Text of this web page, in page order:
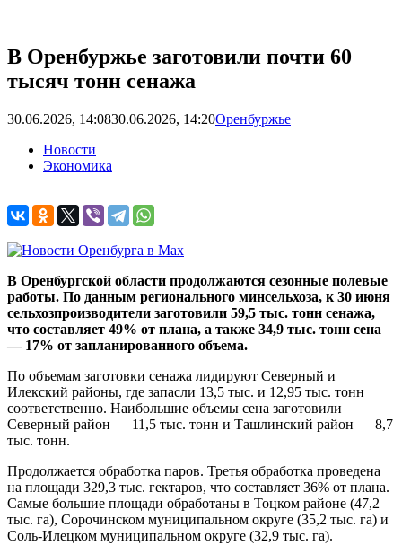
В Оренбуржье заготовили почти 60
тысяч тонн сенажа
30.06.2026, 14:0830.06.2026, 14:20Оренбуржье
Новости
Экономика
В Оренбургской области продолжаются сезонные полевые
работы. По данным регионального минсельхоза, к 30 июня
сельхозпроизводители заготовили 59,5 тыс. тонн сенажа,
что составляет 49% от плана, а также 34,9 тыс. тонн сена
— 17% от запланированного объема.
По объемам заготовки сенажа лидируют Северный и
Илекский районы, где запасли 13,5 тыс. и 12,95 тыс. тонн
соответственно. Наибольшие объемы сена заготовили
Северный район — 11,5 тыс. тонн и Ташлинский район — 8,7
тыс. тонн.
Продолжается обработка паров. Третья обработка проведена
на площади 329,3 тыс. гектаров, что составляет 36% от плана.
Самые большие площади обработаны в Тоцком районе (47,2
тыс. га), Сорочинском муниципальном округе (35,2 тыс. га) и
Соль-Илецком муниципальном округе (32,9 тыс. га).